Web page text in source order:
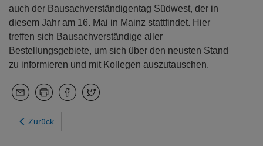
auch der Bausachverständigentag Südwest, der in
diesem Jahr am 16. Mai in Mainz stattfindet. Hier
treffen sich Bausachverständige aller
Bestellungsgebiete, um sich über den neusten Stand
zu informieren und mit Kollegen auszutauschen.
Zurück